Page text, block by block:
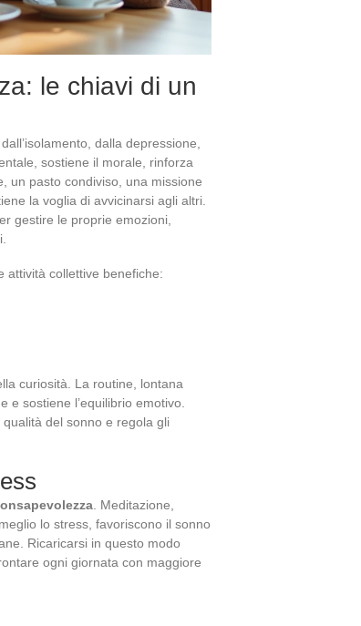
le chiavi di un
dalla depressione,
sostiene il morale, rinforza
un pasto condiviso, una missione
la voglia di avvicinarsi agli altri.
gestire le proprie emozioni,
attività collettive benefiche:
curiosità. La routine, lontana
e sostiene l’equilibrio emotivo.
del sonno e regola gli
. Meditazione,
lo stress, favoriscono il sonno
Ricaricarsi in questo modo
ogni giornata con maggiore